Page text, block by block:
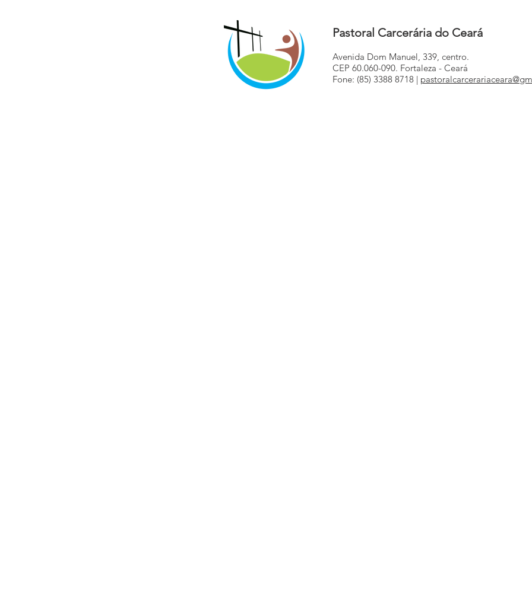
Pastoral Carcerária do Ceará
Avenida Dom Manuel, 339, centro.
CEP 60.060-090. Fortaleza - Ceará
Fone: (85) 3388 8718 |